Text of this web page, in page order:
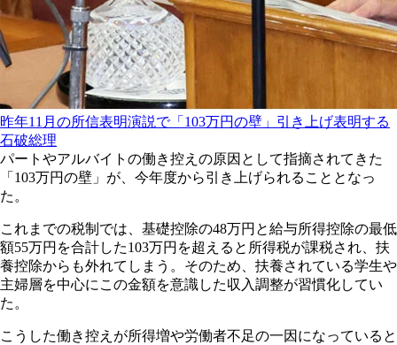
昨年11月の所信表明演説で「103万円の壁」引き上げ表明する
石破総理
パートやアルバイトの働き控えの原因として指摘されてきた
「103万円の壁」が、今年度から引き上げられることとなっ
た。
これまでの税制では、基礎控除の48万円と給与所得控除の最低
額55万円を合計した103万円を超えると所得税が課税され、扶
養控除からも外れてしまう。そのため、扶養されている学生や
主婦層を中心にこの金額を意識した収入調整が習慣化してい
た。
こうした働き控えが所得増や労働者不足の一因になっていると